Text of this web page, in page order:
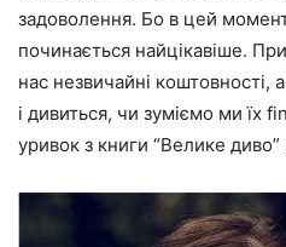
задоволення. Бо в цей
починається найцікавіше.
нас незвичайні коштовності,
і дивиться, чи зуміємо ми їх
уривок з книги “Велике диво”